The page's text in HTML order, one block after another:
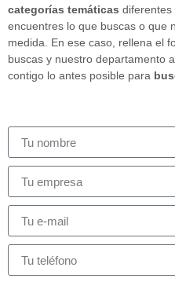
categorías temáticas diferentes
encuentres lo que buscas o que
medida. En ese caso, rellena el
buscas y nuestro departamento
contigo lo antes posible para